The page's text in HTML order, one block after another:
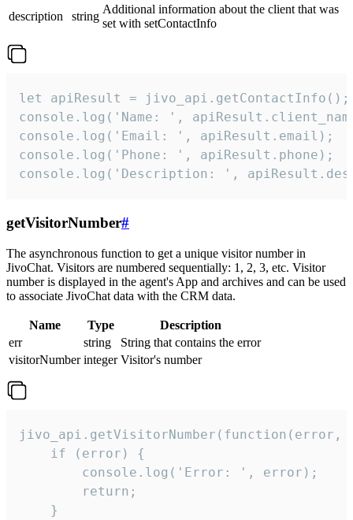
description
string
Additional information about the client that was
set with setContactInfo
let apiResult = jivo_api.getContactInfo();
console.log('Name: ',
console.log('Email: ', apiResult.email);
console.log('Phone: ', apiResult.phone);
console.log('Description: ',
getVisitorNumber#
The asynchronous function to get a unique visitor number in
JivoChat. Visitors are numbered sequentially: 1, 2, 3, etc. Visitor
number is displayed in the agent's App and archives and can be used
to associate JivoChat data with the CRM data.
Name Type
Description
err
string
String that contains the error
visitorNumber integer Visitor's number
jivo_api.getVisitorNumber(function(error,
    if (error) {
        console.log('Error: ', error);
        return;
    }